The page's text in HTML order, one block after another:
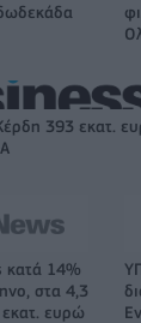
Κέρδη 393 εκατ.
κατά 14%
στα 4,3
ευρώ